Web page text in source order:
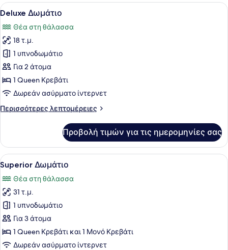
Προβολή
όλων
των
φωτογραφιών
για
Deluxe
Δωμάτιο
Ένα υπνοδωμάτιο με ένα
8
Deluxe Δωμάτιο
Θέα στη θάλασσα
18 τ.μ.
1 υπνοδωμάτιο
Για 2 άτομα
1 Queen Κρεβάτι
Δωρεάν ασύρματο ίντερνετ
Περισσότερες λεπτομέρειες
Περισσότερες
Δωμάτιο
Προβολή τιμών για τις ημερομηνίες σας
Προβολή
όλων
των
φωτογραφιών
για
Superior
Δωμάτιο
Ένα μπαλκόνι από πέτρα με ένα
12
Superior Δωμάτιο
Θέα στη θάλασσα
31 τ.μ.
1 υπνοδωμάτιο
Για 3 άτομα
1 Queen Κρεβάτι και 1 Μονό Κρεβάτι
Δωρεάν ασύρματο ίντερνετ